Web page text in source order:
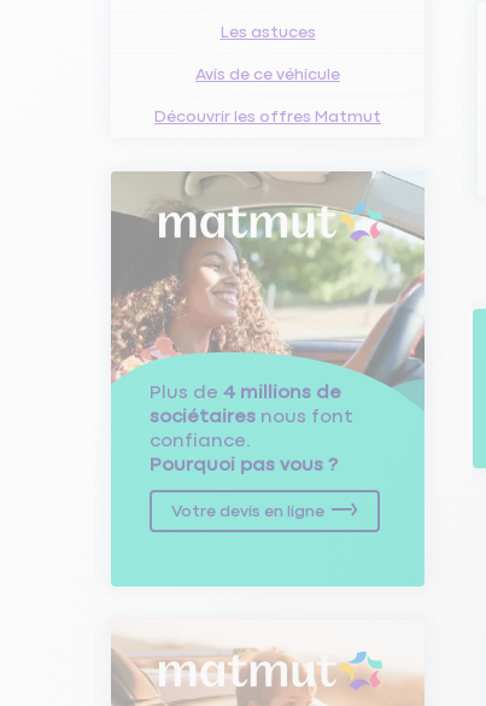
Les astuces
Avis de ce véhicule
Découvrir les offres Matmut
Plus de 4 millions de
sociétaires nous font
confiance.
Pourquoi pas vous ?
Votre devis en ligne